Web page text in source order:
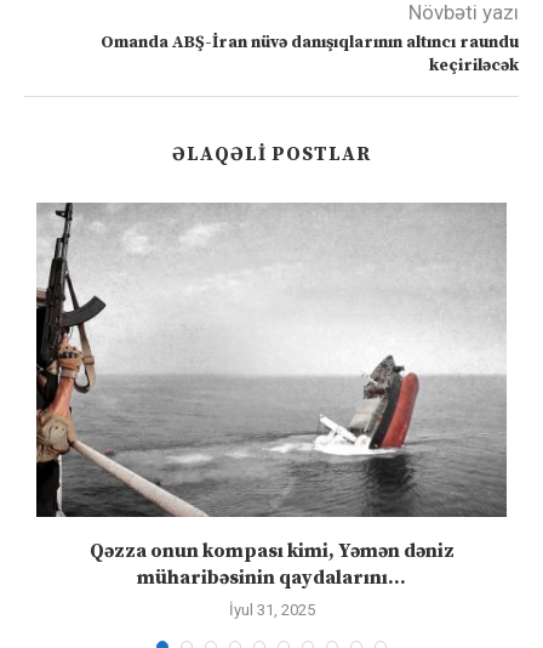
Növbəti yazı
Omanda ABŞ-İran nüvə danışıqlarının altıncı raundu
keçiriləcək
ƏLAQƏLI POSTLAR
Qəzza onun kompası kimi, Yəmən dəniz
müharibəsinin qaydalarını...
İyul 31, 2025